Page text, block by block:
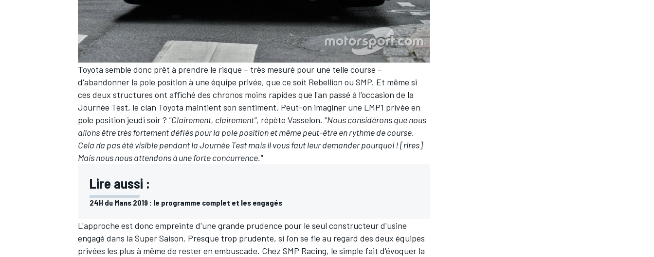
AUTRES CHAMPIONNATS
Toyota semble donc prêt à prendre le risque – très mesuré pour une telle course –
d'abandonner la pole position à une équipe privée, que ce soit Rebellion ou SMP. Et même si
ces deux structures ont affiché des chronos moins rapides que l'an passé à l'occasion de la
Journée Test, le clan Toyota maintient son sentiment. Peut-on imaginer une LMP1 privée en
pole position jeudi soir ? "Clairement, clairement", répète Vasselon. "Nous considérons que nous
allons être très fortement défiés pour la pole position et même peut-être en rythme de course.
Cela n'a pas été visible pendant la Journée Test mais il vous faut leur demander pourquoi ! [rires]
Mais nous nous attendons à une forte concurrence."
Lire aussi :
24H du Mans 2019 : le programme complet et les engagés
L'approche est donc empreinte d'une grande prudence pour le seul constructeur d'usine
engagé dans la Super Saison. Presque trop prudente, si l'on se fie au regard des deux équipes
privées les plus à même de rester en embuscade. Chez SMP Racing, le simple fait d'évoquer la